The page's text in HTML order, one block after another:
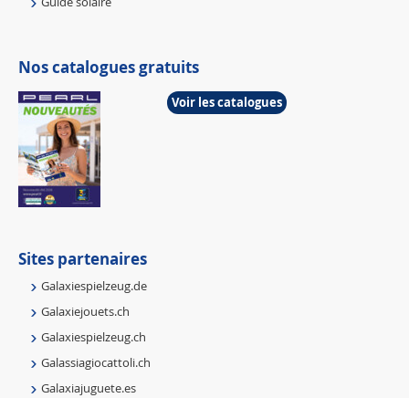
Nos catalogues gratuits
Voir les catalogues
Sites partenaires
Galaxiespielzeug.de
Galaxiejouets.ch
Galaxiespielzeug.ch
Galassiagiocattoli.ch
Galaxiajuguete.es